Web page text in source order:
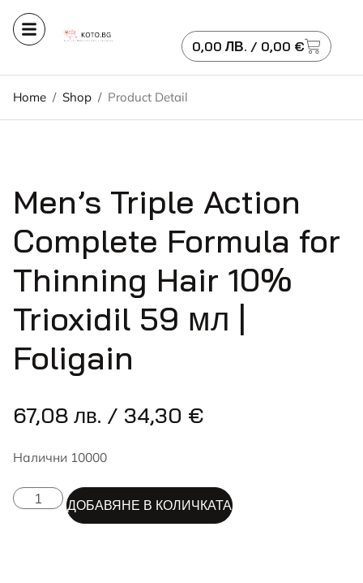
0,00 ЛВ. / 0,00 €
Home / Shop / Product Detail
Men’s Triple Action
Complete Formula for
Thinning Hair 10%
Trioxidil 59 мл |
Foligain
67,08 лв. / 34,30 €
Налични 10000
ДОБАВЯНЕ В КОЛИЧКАТАALTERNATIVE: